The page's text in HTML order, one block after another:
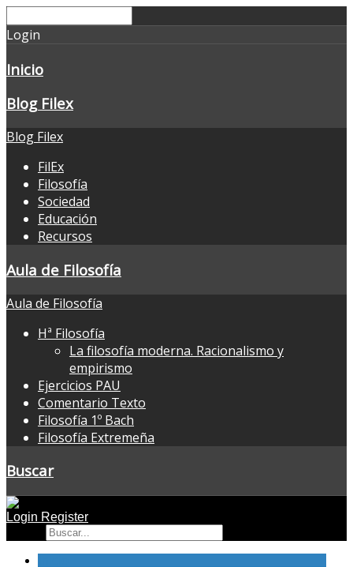
Login
Inicio
Blog Filex
Blog Filex
FilEx
Filosofía
Sociedad
Educación
Recursos
Aula de Filosofía
Aula de Filosofía
Hª Filosofía
La filosofía moderna. Racionalismo y
empirismo
Ejercicios PAU
Comentario Texto
Filosofía 1º Bach
Filosofía Extremeña
Buscar
Login Register